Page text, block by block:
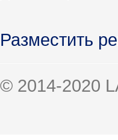
Разместить
© 2014-2020